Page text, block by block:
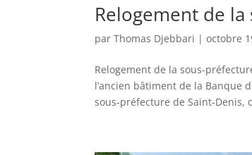
Relogement de
parThomas Djebbari |octobre
Relogement de la sous-
l’ancien bâtiment de la Banque
sous-préfecture de Saint-Denis,